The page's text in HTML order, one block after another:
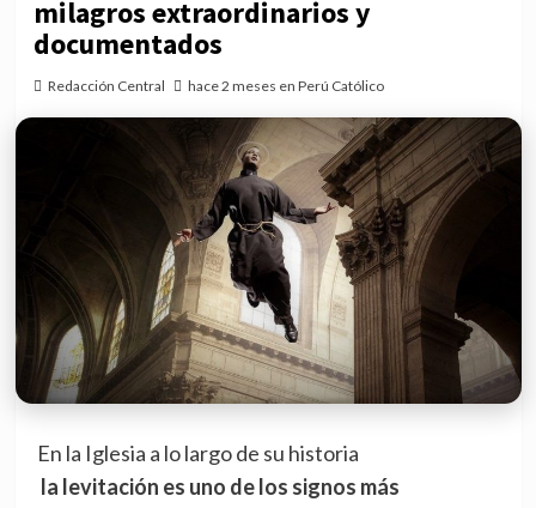
milagros extraordinarios y
documentados
Redacción Central hace 2 meses en Perú Católico
En la Iglesia a lo largo de su historia
la levitación es uno de los signos más